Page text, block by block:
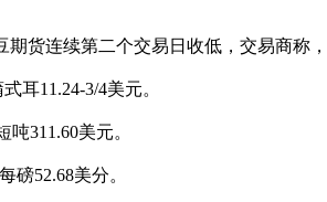
货连续第二个交易日收低，交易商称
耳11.24-3/4美元。
311.60美元。
磅52.68美分。